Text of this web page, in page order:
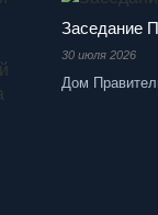
Заседание
30 июля 2026
Дом